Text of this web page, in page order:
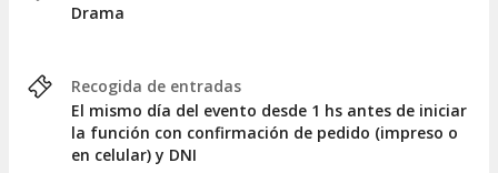
Drama
Recogida de entradas
El mismo día del evento desde 1 hs antes de iniciar
la función con confirmación de pedido (impreso o
en celular) y DNI